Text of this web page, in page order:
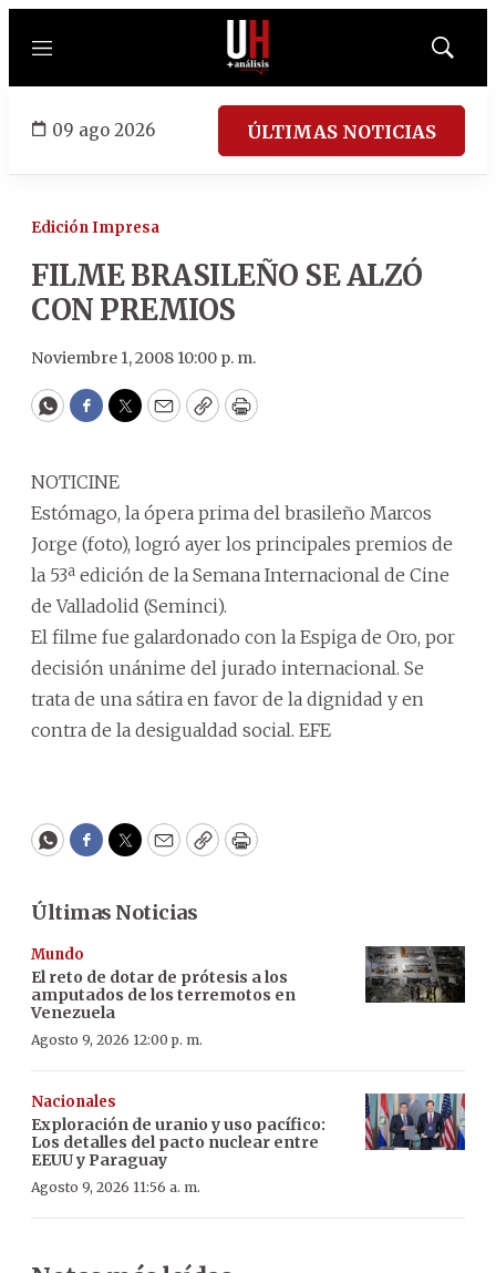
Menú
Mostrar
09 ago 2026 ÚLTIMAS NOTICIAS
Edición Impresa
FILME BRASILEÑO SE ALZÓ
CON PREMIOS
Noviembre 1, 2008 10:00 p. m.
WhatsApp
Facebook
Twitter
EmailCopyPrint
NOTICINE
Estómago, la ópera prima del brasileño Marcos
Jorge (foto), logró ayer los principales premios de
la 53ª edición de la Semana Internacional de Cine
de Valladolid (Seminci).
El filme fue galardonado con la Espiga de Oro, por
decisión unánime del jurado internacional. Se
trata de una sátira en favor de la dignidad y en
contra de la desigualdad social. EFE
WhatsApp
Facebook
Twitter
EmailCopyPrint
Últimas Noticias
Mundo
El reto de dotar de prótesis a los
amputados de los terremotos en
Venezuela
Agosto 9, 2026 12:00 p. m.
Nacionales
Exploración de uranio y uso pacífico:
Los detalles del pacto nuclear entre
EEUU y Paraguay
Agosto 9, 2026 11:56 a. m.